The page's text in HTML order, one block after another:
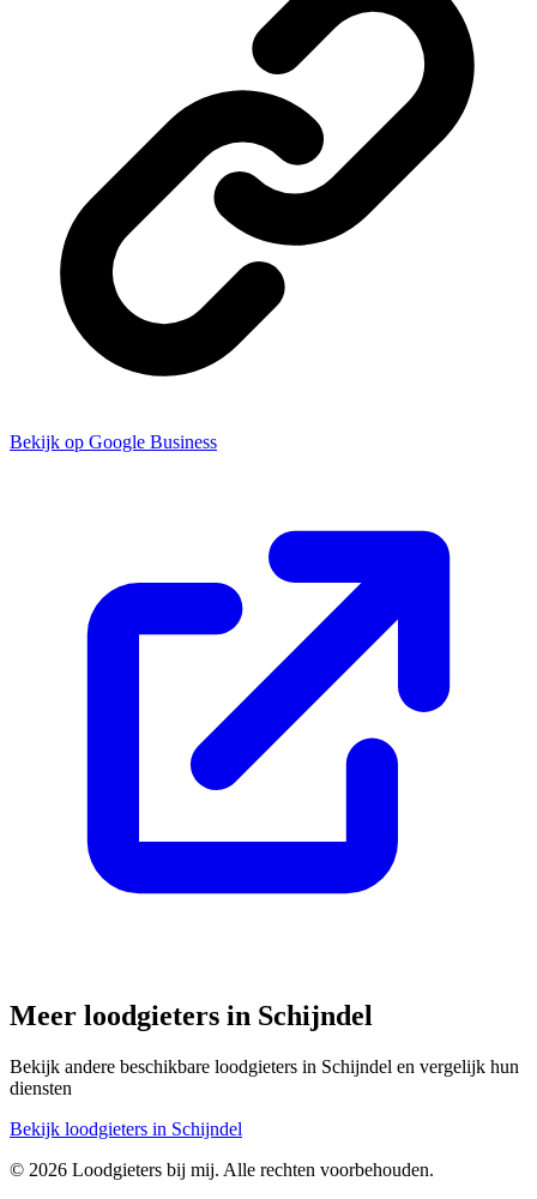
Bekijk op Google Business
Meer loodgieters in Schijndel
Bekijk andere beschikbare loodgieters in Schijndel en vergelijk hun
diensten
Bekijk loodgieters in Schijndel
© 2026 Loodgieters bij mij. Alle rechten voorbehouden.